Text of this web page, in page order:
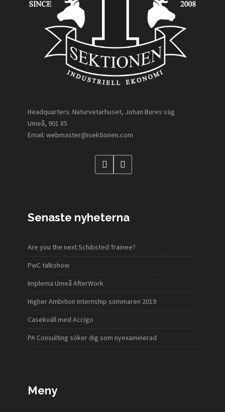
Headquarters: Naturvetarhuset, Johan Bures väg
Umeå, 901 85
Email: webmaster@isektionen.com
Senaste nyheterna
Are you the next Schibsted Trainee?
PwC talkshow
Implema Umeå AfterWork
Higher Ambition Internship sommaren 2019
Casekväll med Accigo
PA Consulting söker dig som nyexaminerad
Meny